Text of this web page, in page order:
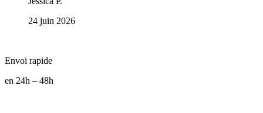
24 juin 2026
Envoi rapide
en 24h – 48h